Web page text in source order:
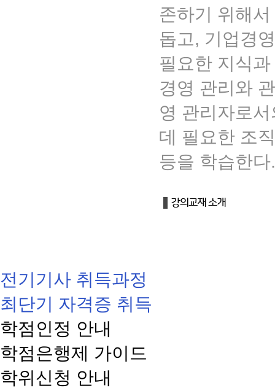
존하기 위해
돕고, 기업경
필요한 지식
경영 관리와
영 관리자로
데 필요한 조
등을 학습한다.
전기기사 취득과정
최단기 자격증 취득
학점인정 안내
학점은행제 가이드
학위신청 안내